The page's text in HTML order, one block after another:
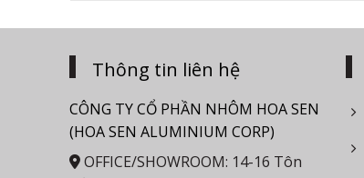
Thông tin liên hệ
CÔNG TY CỔ PHẦN NHÔM HOA SEN
(HOA SEN ALUMINIUM CORP)
OFFICE/SHOWROOM: 14-16 Tôn